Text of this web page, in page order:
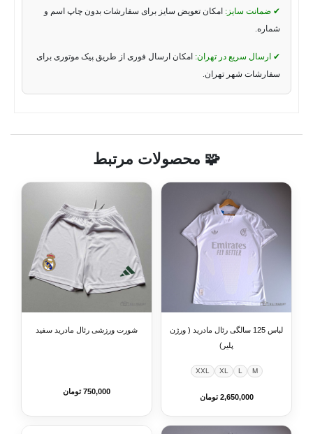
✔ ضمانت سایز: امکان تعویض سایز برای سفارشات بدون چاپ اسم و
شماره.
✔ ارسال سریع در تهران: امکان ارسال فوری از طریق پیک موتوری برای
سفارشات شهر تهران.
🧩 محصولات مرتبط
لباس 125 سالگی رئال مادرید ( ورژن
پلیر)
M
L
XL
XXL
2,650,000 تومان
شورت ورزشی رئال مادرید سفید
750,000 تومان